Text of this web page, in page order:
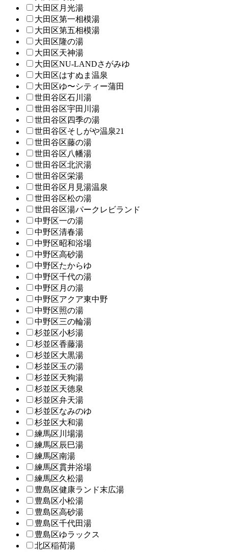
大田区月光湯
大田区第一相模湯
大田区第五相模湯
大田区隆の湯
大田区天神湯
大田区NU-LANDさがみゆ
大田区はすぬま温泉
大田区ゆ〜シティー蒲田
世田谷区石川湯
世田谷区宇田川湯
世田谷区四季の湯
世田谷区そしがや温泉21
世田谷区藤の湯
世田谷区八幡湯
世田谷区北沢湯
世田谷区栄湯
世田谷区月見湯温泉
世田谷区松の湯
世田谷区湯パークレビランド
中野区一の湯
中野区清春湯
中野区昭和浴場
中野区高砂湯
中野区たからゆ
中野区千代の湯
中野区月の湯
中野区アクア東中野
中野区照の湯
中野区三の輪湯
杉並区小杉湯
杉並区香藤湯
杉並区大黒湯
杉並区玉の湯
杉並区天狗湯
杉並区天徳泉
杉並区弁天湯
杉並区なみのゆ
杉並区大和湯
練馬区川場湯
練馬区辰巳湯
練馬区南湯
練馬区貫井浴場
練馬区久松湯
豊島区健康ランド末広湯
豊島区小松湯
豊島区高砂湯
豊島区千代田湯
豊島区ゆラックス
北区稲荷湯